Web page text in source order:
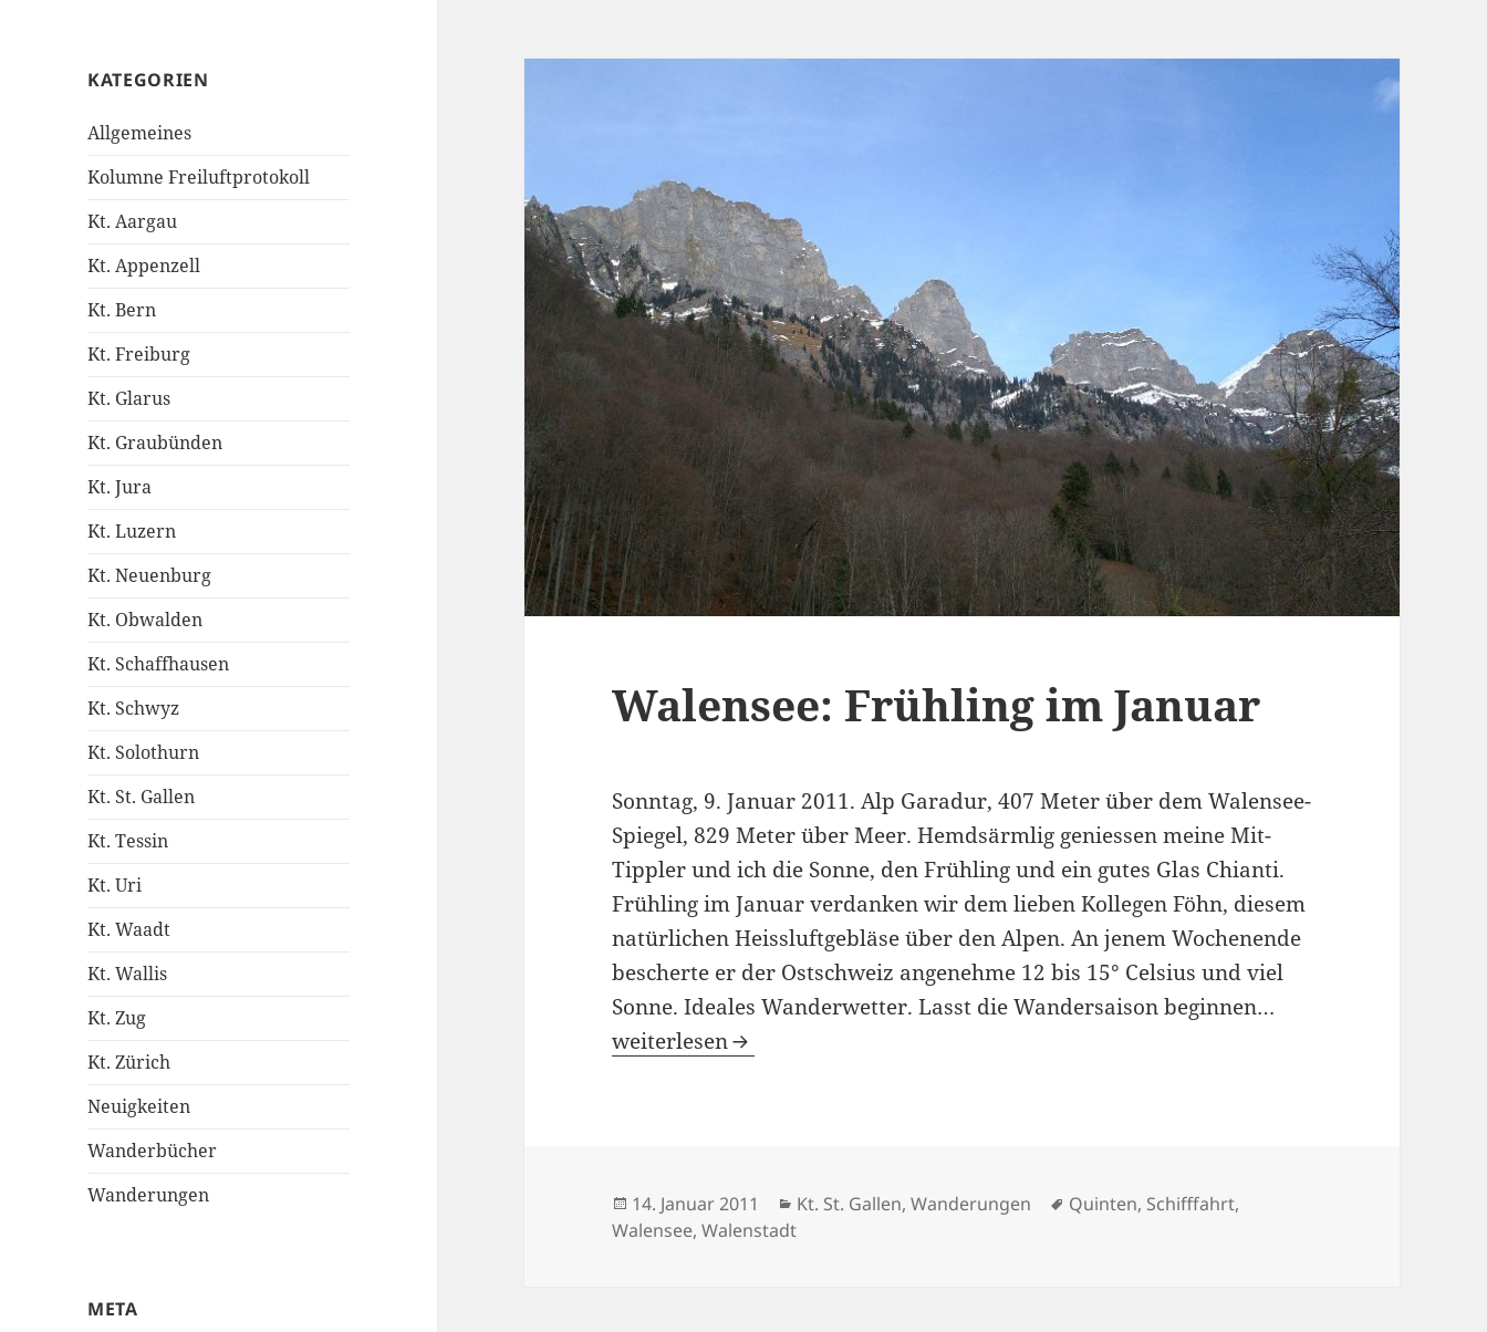
KATEGORIEN
Allgemeines
Kolumne Freiluftprotokoll
Kt. Aargau
Kt. Appenzell
Kt. Bern
Kt. Freiburg
Kt. Glarus
Kt. Graubünden
Kt. Jura
Kt. Luzern
Kt. Neuenburg
Kt. Obwalden
Kt. Schaffhausen
Kt. Schwyz
Kt. Solothurn
Kt. St. Gallen
Kt. Tessin
Kt. Uri
Kt. Waadt
Kt. Wallis
Kt. Zug
Kt. Zürich
Neuigkeiten
Wanderbücher
Wanderungen
META
Walensee: Frühling im Januar
Sonntag, 9. Januar 2011. Alp Garadur, 407 Meter über dem Walensee-
Spiegel, 829 Meter über Meer. Hemdsärmlig geniessen meine Mit-
Tippler und ich die Sonne, den Frühling und ein gutes Glas Chianti.
Frühling im Januar verdanken wir dem lieben Kollegen Föhn, diesem
natürlichen Heissluftgebläse über den Alpen. An jenem Wochenende
bescherte er der Ostschweiz angenehme 12 bis 15° Celsius und viel
Sonne. Ideales Wanderwetter. Lasst die Wandersaison beginnen…
Walensee: Frühling im Januar
weiterlesen
Veröffentlicht
am
14. Januar 2011 Kategorien
Kt. St. Gallen,Wanderungen Schlagwörter
Quinten, Schifffahrt,
Walensee,Walenstadt